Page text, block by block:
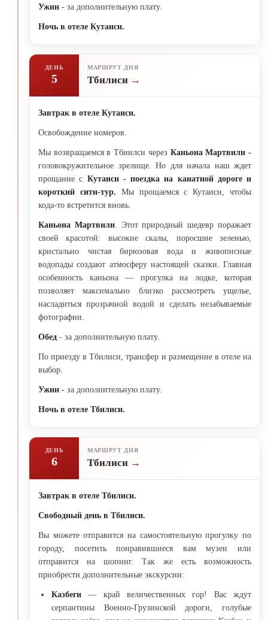
Ужин - за дополнительную плату.
Ночь в отеле Кутаиси.
ДЕНЬ
5
МАРШРУТ ДНЯ
Тбилиси
Завтрак в отеле Кутаиси.
Освобождение номеров.
Мы возвращаемся в Тбиилси через Каньона Мартвили -
головокружительное зрелище.
Но для начала наш ждет
прощание с Кутаиси - поездка на канатной дороге и
короткий сити-тур. Мы прощаемся с Кутаиси, чтобы
кода-то встретится вновь.
Каньона Мартвили. Этот природный шедевр поражает
своей красотой: высокие скалы, поросшие зеленью,
кристально чистая бирюзовая вода и живописные
водопады создают атмосферу настоящей сказки. Главная
особенность каньона — прогулка на лодке, которая
позволяет максимально близко рассмотреть ущелье,
насладиться прозрачной водой и сделать незабываемые
фотографии.
Обед - за дополнительную плату.
По приезду в Тбилиси, трансфер и размещение в отеле на
выбор.
Ужин - за дополнительную плату.
Ночь в отеле Тбилиси.
ДЕНЬ
6
МАРШРУТ ДНЯ
Тбилиси
Завтрак в отеле Тбилиси.
Свободный день в Тбилиси.
Вы можете отправится на самостоятельную прогулку по
городу, посетить понравившиеся вам музеи или
отправится на шопинг. Так же есть возможность
приобрести дополнительные экскурсии:
Казбеги — край величественных гор! Вас ждут
серпантины Военно-Грузинской дороги, голубые